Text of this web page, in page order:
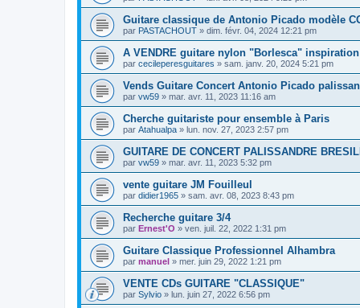
Guitare classique de Antonio Picado modèle
par PASTACHOUT » dim. févr. 04, 2024 12:21 pm
A VENDRE guitare nylon "Borlesca"
par cecileperesguitares » sam. janv. 20, 2024 5:21 pm
Vends Guitare Concert Antonio Picado
par vw59 » mar. avr. 11, 2023 11:16 am
Cherche guitariste pour ensemble à Paris
par Atahualpa » lun. nov. 27, 2023 2:57 pm
GUITARE DE CONCERT PALISSANDRE
par vw59 » mar. avr. 11, 2023 5:32 pm
vente guitare JM Fouilleul
par didier1965 » sam. avr. 08, 2023 8:43 pm
Recherche guitare 3/4
par Ernest'O » ven. juil. 22, 2022 1:31 pm
Guitare Classique Professionnel Alhambra
par manuel » mer. juin 29, 2022 1:21 pm
VENTE CDs GUITARE "CLASSIQUE"
par Sylvio » lun. juin 27, 2022 6:56 pm